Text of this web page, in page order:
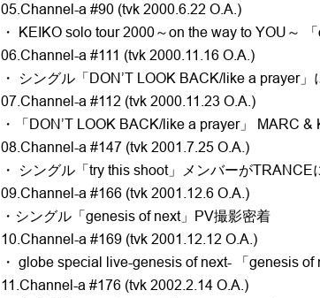
05.Channel-a #90 (tvk 2000.6.22 O.A.)
・ KEIKO solo tour 2000～on the way to YOU～ 「
06.Channel-a #111 (tvk 2000.11.16 O.A.)
・ シングル「DON’T LOOK BACK/like a prayer
07.Channel-a #112 (tvk 2000.11.23 O.A.)
・「DON’T LOOK BACK/like a prayer」 MARC
08.Channel-a #147 (tvk 2001.7.25 O.A.)
・ シングル「try this shoot」メンバーがTRANCE
09.Channel-a #166 (tvk 2001.12.6 O.A.)
・シングル「genesis of next」PV撮影密着
10.Channel-a #169 (tvk 2001.12.12 O.A.)
・ globe special live-genesis of next- 「genesis of
11.Channel-a #176 (tvk 2002.2.14 O.A.)